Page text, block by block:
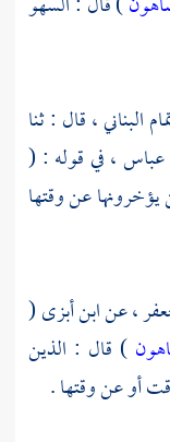
البناني، قال : ثنا
عباس، في قوله : (
عن وقتها
، عنابن أبزى(
) قال : الذين
أو عن وقتها .